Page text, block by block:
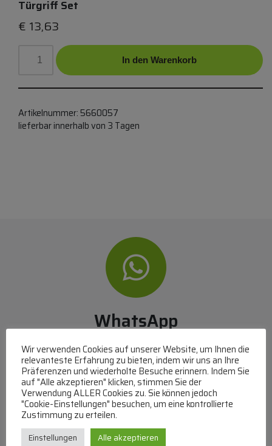
Türgriff Set
€ 13,63
In den Warenkorb
Artikelnummer: 5660057
lieferbar innerhalb von 3 Tagen
WhatsApp
Mit WhatsApp Kontakt mit dem Service Team
aufnehmen
(MO-DO 8-17, FR 8-15 Uhr,+43 1 267 67 60)
Bei uns können Sie bezahlen per:
Überweisung
PayPal
MasterCard
Wir verwenden Cookies auf unserer Website, um Ihnen die
relevanteste Erfahrung zu bieten, indem wir uns an Ihre
Präferenzen und wiederholte Besuche erinnern. Indem Sie
auf "Alle akzeptieren" klicken, stimmen Sie der
Verwendung ALLER Cookies zu. Sie können jedoch
"Cookie-Einstellungen" besuchen, um eine kontrollierte
Zustimmung zu erteilen.
Einstellungen Alle akzeptieren